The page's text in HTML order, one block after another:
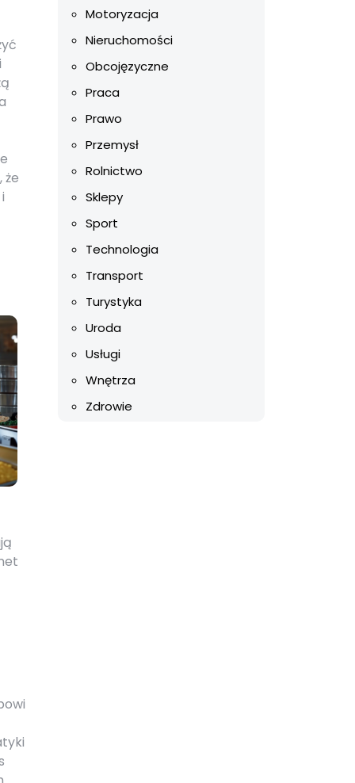
że
Motoryzacja
Nieruchomości
Obcojęzyczne
Praca
Prawo
Przemysł
Rolnictwo
Sklepy
Sport
Technologia
Transport
Turystyka
Uroda
Usługi
Wnętrza
Zdrowie